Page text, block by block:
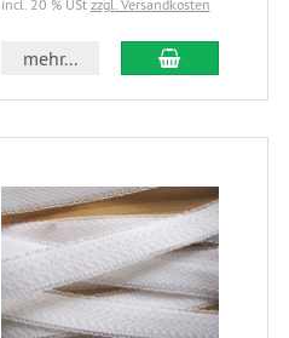
incl. 20 % USt zzgl. Versandkosten
mehr...